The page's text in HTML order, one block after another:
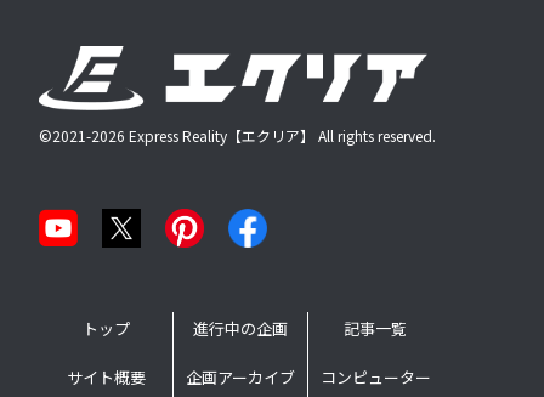
©2021-2026 Express Reality【エクリア】 All rights reserved.
トップ
サイト概要
進行中の企画
企画アーカイブ
記事一覧
コンピューター